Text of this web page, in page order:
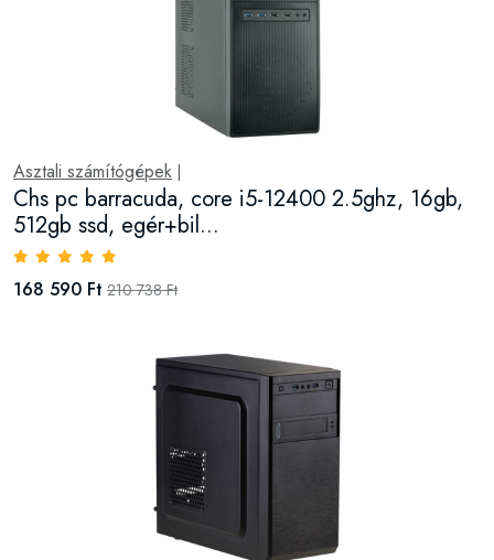
Asztali számítógépek |
Chs pc barracuda, core i5-12400 2.5ghz, 16gb,
512gb ssd, egér+bil...
168 590 Ft 210 738 Ft